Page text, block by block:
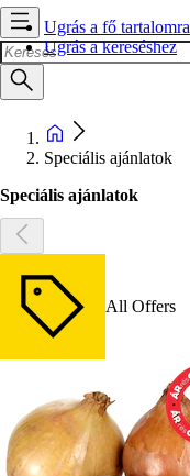
Ugrás a fő tartalomra
Ugrás a kereséshez
Speciális ajánlatok
Speciális ajánlatok
All Offers